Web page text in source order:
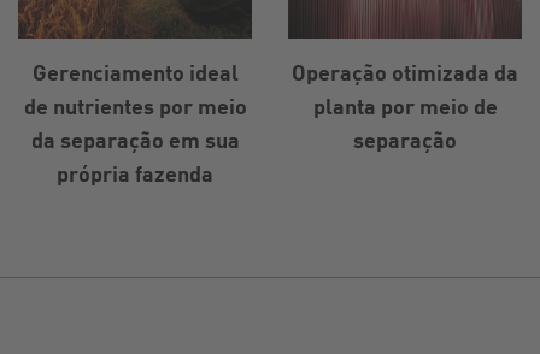
Gerenciamento ideal
de nutrientes por meio
da separação em sua
própria fazenda
Operação otimizada da
planta por meio de
separação